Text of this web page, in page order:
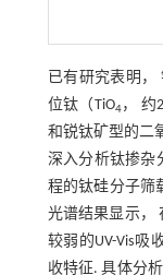
已有研究表明
位钛（TiO4， 约
和锐钛矿型的二
深入分析钛掺杂
程的钛硅分子筛
光谱结果显示，
较弱的UV-Vis吸
收特征. 具体分